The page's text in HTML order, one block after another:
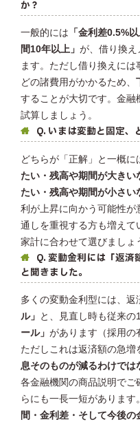
か？
一般的には 「金利差0.5%
間10年以上」 が、借り換
ます。ただし借り換えに
どの諸費用がかかるため、
することが大切です。金融
試算しましょう。
Q. いまは変動と固定、
どちらが「正解」と一概に
たい・残高や期間が大きい
たい・残高や期間が小さい
利が上昇に向かう可能性が
通しを重視する方も増えて
家計に合わせて選びましょ
Q. 変動金利には「返済
と聞きました。
多くの変動金利型には、返
ル」 と、見直し時も従来
ール」 があります（採用の
ただしこれは返済額の急増
息そのものが減るわけでは
各金融機関の商品説明でご
らにも一長一短があります
間・金利差・そして今後の